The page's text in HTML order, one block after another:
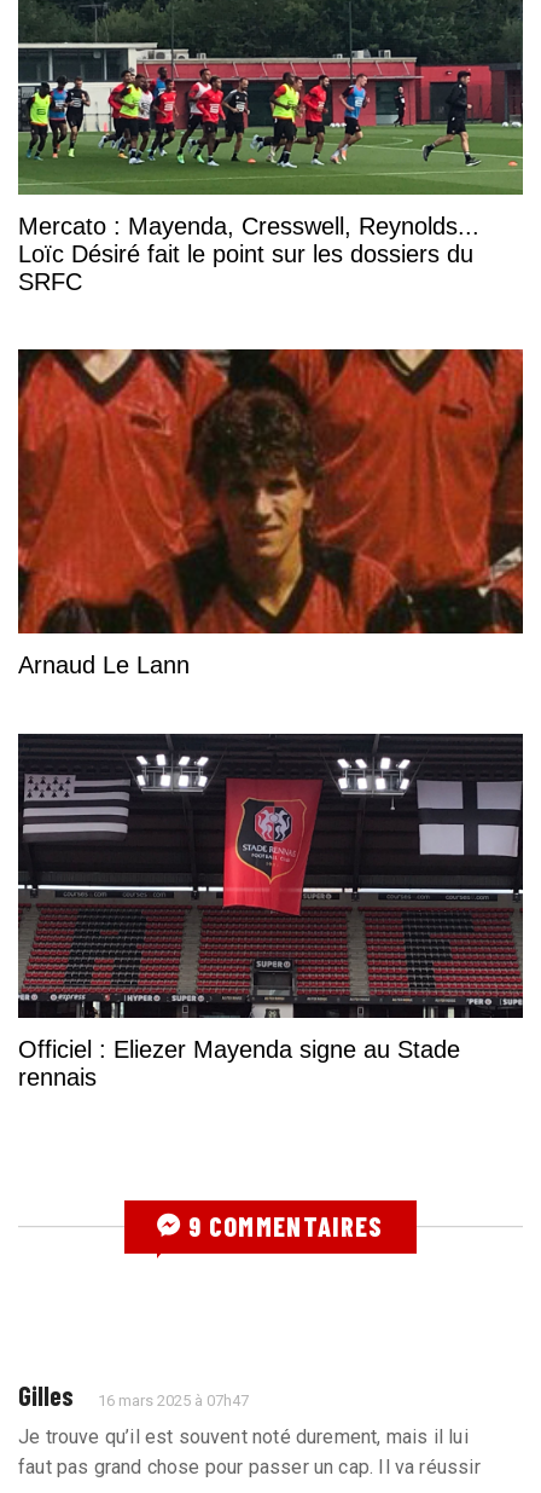
Mercato : Mayenda, Cresswell, Reynolds...
Loïc Désiré fait le point sur les dossiers du
SRFC
Arnaud Le Lann
Officiel : Eliezer Mayenda signe au Stade
rennais
9 COMMENTAIRES
Gilles 16 mars 2025 à 07h47
Je trouve qu’il est souvent noté durement, mais il lui
faut pas grand chose pour passer un cap. Il va réussir